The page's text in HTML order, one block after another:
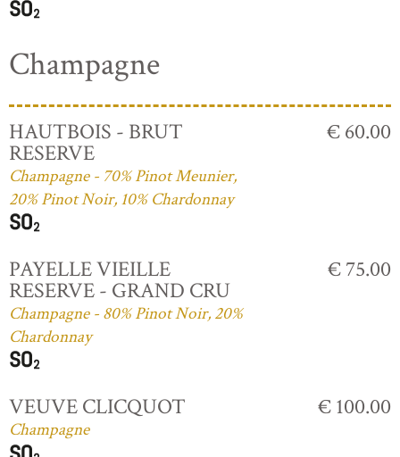
Champagne
HAUTBOIS - BRUT
RESERVE
Champagne - 70% Pinot Meunier,
20% Pinot Noir, 10% Chardonnay
€ 60.00
PAYELLE VIEILLE
RESERVE - GRAND CRU
Champagne - 80% Pinot Noir, 20%
Chardonnay
€ 75.00
VEUVE CLICQUOT
Champagne
€ 100.00